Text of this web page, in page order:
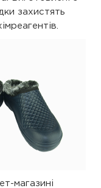
захистять
магазині